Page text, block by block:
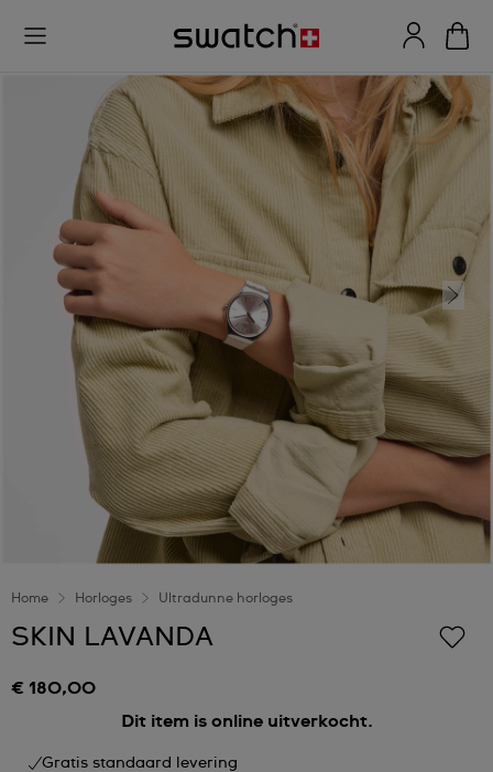
Home Horloges Ultradunne horloges
SKIN LAVANDA
€ 180,00
Dit item is online uitverkocht.
Gratis standaard levering